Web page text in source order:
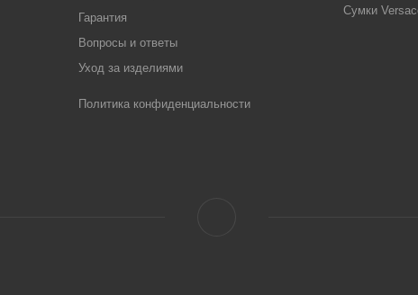
Гарантия
Вопросы и ответы
Уход за изделиями
Политика конфиденциальности
Сумки